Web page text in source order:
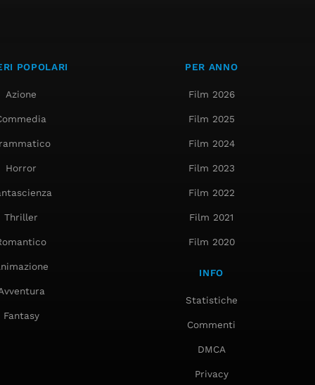
POPOLARI
Azione
Horror
Thriller
Fantasy
PER ANNO
Film 2026
Film 2025
Film 2024
Film 2023
Film 2022
Film 2021
Film 2020
INFO
Statistiche
Commenti
DMCA
Privacy